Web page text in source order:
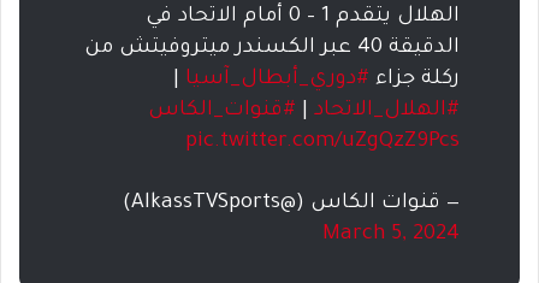
الهلال يتقدم 1 – 0 أمام الاتحاد في
الدقيقة 40 عبر الكسندر ميتروفيتش من
ركلة جزاء #دوري_أبطال_آسيا
#الهلال_الاتحاد
#قنوات_الكاس
pic.twitter.com/uZgQzZ9Pcs
— قنوات الكاس (@AlkassTVSports)
March 5, 2024